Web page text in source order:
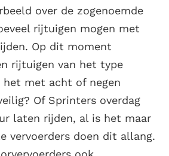
over de zogenoemde
rijtuigen mogen met
Op dit moment
rijtuigen van het type
het met acht of negen
Of Sprinters overdag
laten rijden, al is het maar
vervoerders doen dit allang.